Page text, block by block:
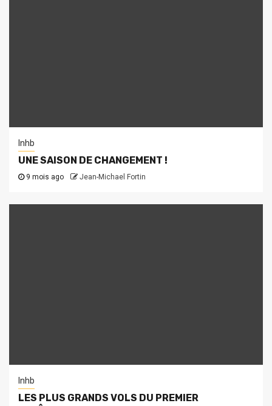
lnhb
UNE SAISON DE CHANGEMENT !
9 mois ago Jean-Michael Fortin
lnhb
LES PLUS GRANDS VOLS DU PREMIER